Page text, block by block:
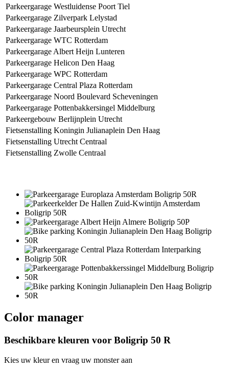
Parkeergarage Westluidense Poort Tiel
Parkeergarage Zilverpark Lelystad
Parkeergarage Jaarbeursplein Utrecht
Parkeergarage WTC Rotterdam
Parkeergarage Albert Heijn Lunteren
Parkeergarage Helicon Den Haag
Parkeergarage WPC Rotterdam
Parkeergarage Central Plaza Rotterdam
Parkeergarage Noord Boulevard Scheveningen
Parkeergarage Pottenbakkersingel Middelburg
Parkeergebouw Berlijnplein Utrecht
Fietsenstalling Koningin Julianaplein Den Haag
Fietsenstalling Utrecht Centraal
Fietsenstalling Zwolle Centraal
Color manager
Beschikbare kleuren voor Boligrip 50 R
Kies uw kleur en vraag uw monster aan